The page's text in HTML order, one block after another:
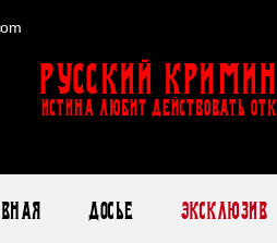
Русский
ИСТИНА ЛЮБИТ ДЕЙСТВОВАТЬ
Досье Эксклюзив